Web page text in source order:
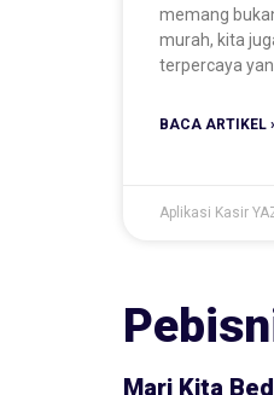
memang
murah, kita
terpercaya
BACA ARTIKEL
Aplikasi Kasir
Mari Kita